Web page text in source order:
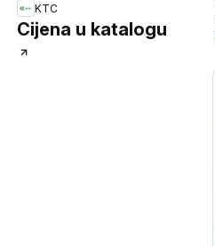
KTC
Cijena u katalogu